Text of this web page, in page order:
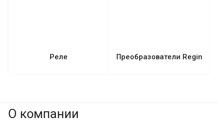
Реле Преобразователи Regin
О компании